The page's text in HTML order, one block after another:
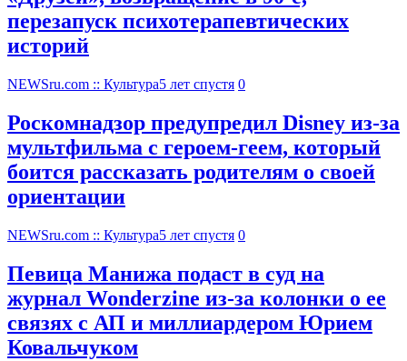
перезапуск психотерапевтических
историй
NEWSru.com :: Культура5 лет спустя 0
Роскомнадзор предупредил Disney из-за
мультфильма c героем-геем, который
боится рассказать родителям о своей
ориентации
NEWSru.com :: Культура5 лет спустя 0
Певица Манижа подаст в суд на
журнал Wonderzine из-за колонки о ее
связях с АП и миллиардером Юрием
Ковальчуком